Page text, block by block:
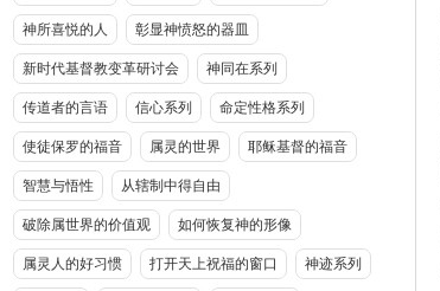
神所喜悦的人 彰显神愤怒的器皿
新时代基督教变革研讨会 神同在系列
传道者的言语 信心系列 命定性格系列
使徒保罗的福音 属灵的世界 耶稣基督的福音
智慧与悟性 从辖制中得自由
破除属世界的价值观 如何恢复神的形像
属灵人的好习惯 打开天上祝福的窗口 神迹系列